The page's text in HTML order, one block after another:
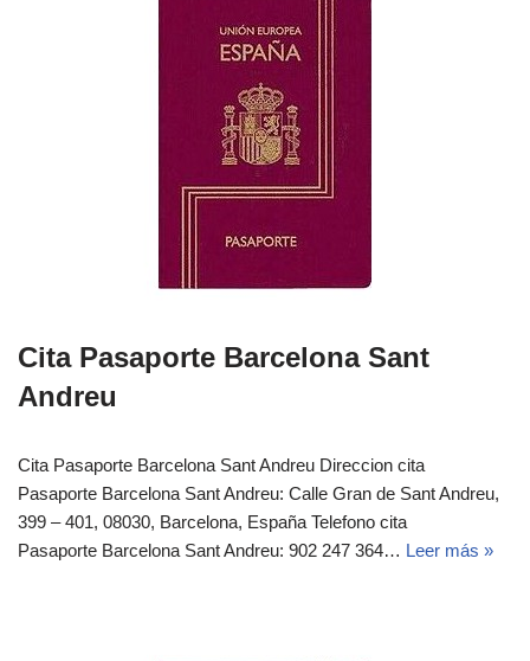
Cita Pasaporte Barcelona Sant
Andreu
Cita Pasaporte Barcelona Sant Andreu Direccion cita
Pasaporte Barcelona Sant Andreu: Calle Gran de Sant Andreu,
399 – 401, 08030, Barcelona, España Telefono cita
Pasaporte Barcelona Sant Andreu: 902 247 364… Leer más »